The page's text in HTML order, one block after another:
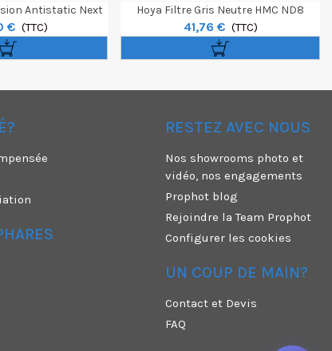
Antistatic Next
€ (TTC)
Hoya Filtre Gris Neutre HMC ND8
67mm
41,76 € (TTC)
RESTEZ AVEC NOUS
Nos showrooms photo et
vidéo, nos engagements
Prophot blog
Rejoindre la Team Prophot
Configurer les cookies
UN COUP DE MAIN?
Contact et Devis
FAQ